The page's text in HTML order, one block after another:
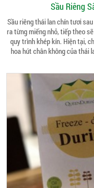
Sầu Riêng
Sầu riêng thái lan chín tươi
ra từng miếng nhỏ, tiếp theo
quy trình khép kín. Hiện tại,
hoa hút chân không của thái